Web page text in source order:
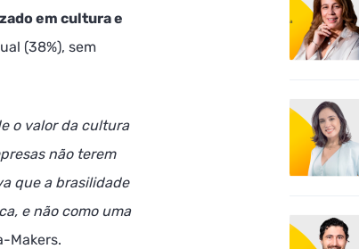
em cultura e
(38%), sem
o valor da cultura
não terem
que a brasilidade
e não como uma
Makers.